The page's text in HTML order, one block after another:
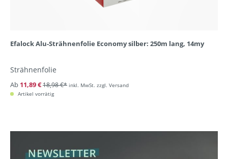
Efalock Alu-Strähnenfolie Economy silber: 250m lang, 14my
Strähnenfolie
Ab 11,89 €18,98 €* inkl. MwSt. zzgl. Versand
Artikel vorrätig